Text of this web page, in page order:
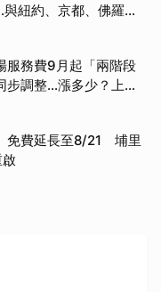
紐約、京都、佛羅倫
服務費9月起「兩階段
步調整…漲多少？上路
免費延長至8/21 埔里